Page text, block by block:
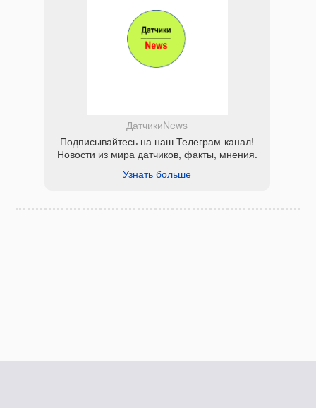
ДатчикиNews
Подписывайтесь на наш Телеграм-канал!
Новости из мира датчиков, факты, мнения.
Узнать больше